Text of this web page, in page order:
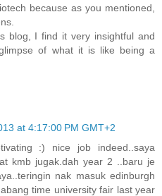
because as you mentioned,
blog, I find it very insightful and
of what it is like being a
at 4:17:00 PM GMT+2
:) nice job indeed..saya
kmb jugak.dah year 2 ..baru je
nak masuk edinburgh
time university fair last year